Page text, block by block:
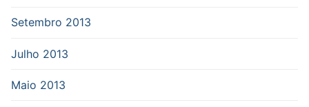
Setembro 2013
Julho 2013
Maio 2013